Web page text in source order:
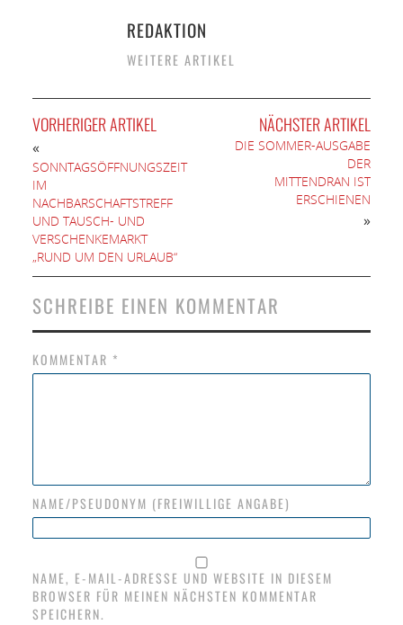
REDAKTION
WEITERE ARTIKEL
VORHERIGER ARTIKEL
«
SONNTAGSÖFFNUNGSZEIT
IM
NACHBARSCHAFTSTREFF
UND TAUSCH- UND
VERSCHENKEMARKT
„RUND UM DEN URLAUB“
NÄCHSTER ARTIKEL
DIE SOMMER-AUSGABE
DER
MITTENDRAN IST
ERSCHIENEN
»
SCHREIBE EINEN KOMMENTAR
KOMMENTAR *
NAME/PSEUDONYM (FREIWILLIGE ANGABE)
NAME, E-MAIL-ADRESSE UND WEBSITE IN DIESEM
BROWSER FÜR MEINEN NÄCHSTEN KOMMENTAR
SPEICHERN.